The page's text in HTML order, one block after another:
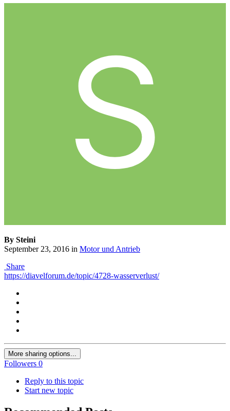
By Steini
September 23, 2016 in Motor und Antrieb
Share
https://diavelforum.de/topic/4728-wasserverlust/
More sharing options...
Followers 0
Reply to this topic
Start new topic